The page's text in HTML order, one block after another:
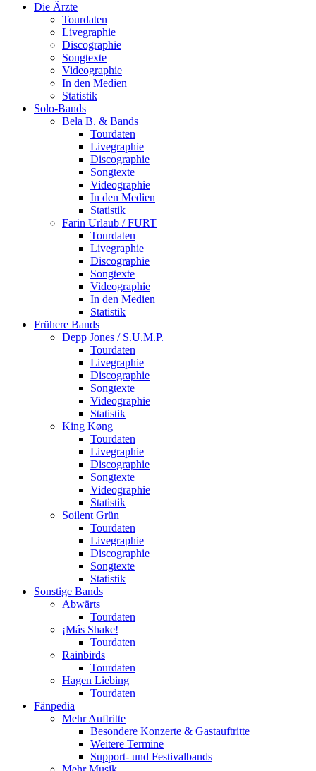
Die Ärzte
Tourdaten
Livegraphie
Discographie
Songtexte
Videographie
In den Medien
Statistik
Solo-Bands
Bela B. & Bands
Tourdaten
Livegraphie
Discographie
Songtexte
Videographie
In den Medien
Statistik
Farin Urlaub / FURT
Tourdaten
Livegraphie
Discographie
Songtexte
Videographie
In den Medien
Statistik
Frühere Bands
Depp Jones / S.U.M.P.
Tourdaten
Livegraphie
Discographie
Songtexte
Videographie
Statistik
King Køng
Tourdaten
Livegraphie
Discographie
Songtexte
Videographie
Statistik
Soilent Grün
Tourdaten
Livegraphie
Discographie
Songtexte
Statistik
Sonstige Bands
Abwärts
Tourdaten
¡Más Shake!
Tourdaten
Rainbirds
Tourdaten
Hagen Liebing
Tourdaten
Fänpedia
Mehr Auftritte
Besondere Konzerte & Gastauftritte
Weitere Termine
Support- und Festivalbands